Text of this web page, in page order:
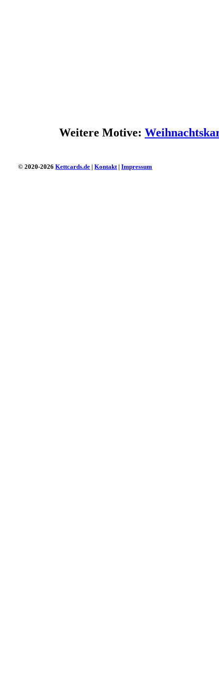
Weitere Motive:
© 2020-2026Kettcards.de |Kontakt|Impressum